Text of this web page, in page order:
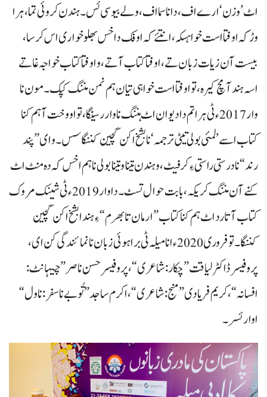
اٹ ’وزن‘ ارے اف، دانا سما اف، ولے بیوسی ئس۔ ہندن کروئی تما، ہرا
وڑ کہ اوفتا است خواہسکہ، انتئے کہ اوفک داخس بھلو خواری اس کرسا،
بیست آن زیات زبان تے، اوفتا کتاب آتے، و اوفتا کتاب خواجہ غاتے
اسہ ہند آ مچ کیرہ، تو اوفتا است خواہی تیان ہم نمن مننگ کپک۔ مون نا
وار 2017ءٹی ہراتم دا دیوان اٹ ہننگ نا وار رسینگا، تو او وخت آ ہم کنا
کتاب اسے ’لمئی بولی تیٹی ترجمہ‘ نا بشخ اکن گچین کننگاسس۔ و ای ”پند
رند“ نا درستی راستی ءِ کرفیٹ، و ہندن تینا و تینا بولی نا ہم اخس کہ دہ منٹ اٹ
کنے آن مننگ کریکہ، بابت حوال تسٹ۔ دا وار 2019ءٹی شینک مروک
کتاب آتا رد اٹ ہم کنا کتاب ”ارمان تا بھرم“ ءِ ہندا بشخ اکن گچین
کننگا۔ تو فروری 2020ءانا میلہ ٹی براہوئی زبان نا نمائندگی کن ای،
پروفیسر ڈاکٹر لیاقت ”چکار:شاعری“، پروفیسر حسن ناصر ”چیہانٹ:
افسانہ“، کریم فریادی ”منج: شاعری“، اکرم ساجد ”تُوبے نا سفر: ناول“
اوار ئسر۔